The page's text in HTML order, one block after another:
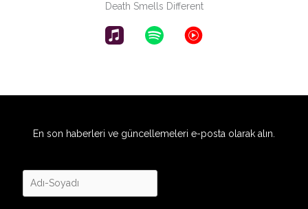
Death Smells Different
En son haberleri ve güncellemeleri e-posta olarak alın.